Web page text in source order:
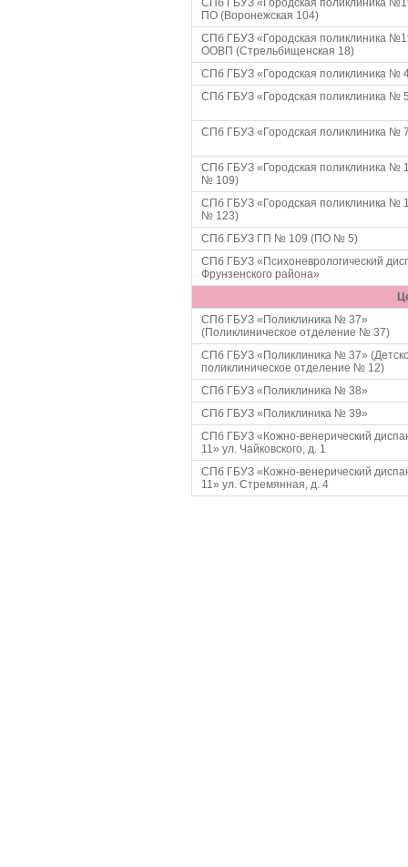
СПб ГБУЗ «Городская поликлиника
ПО (Воронежская 104)
СПб ГБУЗ «Городская поликлиника
ООВП (Стрельбищенская 18)
СПб ГБУЗ «Городская поликлиника №
СПб ГБУЗ «Городская поликлиника №
СПб ГБУЗ «Городская поликлиника №
СПб ГБУЗ «Городская поликлиника №
№ 109)
СПб ГБУЗ «Городская поликлиника №
№ 123)
СПб ГБУЗ ГП № 109 (ПО № 5)
СПб ГБУЗ «Психоневрологический
Фрунзенского района»
СПб ГБУЗ «Поликлиника № 37»
(Поликлиническое отделение № 37)
СПб ГБУЗ «Поликлиника № 37»
поликлиническое отделение № 12)
СПб ГБУЗ «Поликлиника № 38»
СПб ГБУЗ «Поликлиника № 39»
СПб ГБУЗ «Кожно-венерический
11» ул. Чайковского, д. 1
СПб ГБУЗ «Кожно-венерический
11» ул. Стремянная, д. 4